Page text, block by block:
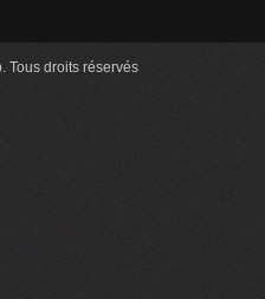
Tous droits réservés